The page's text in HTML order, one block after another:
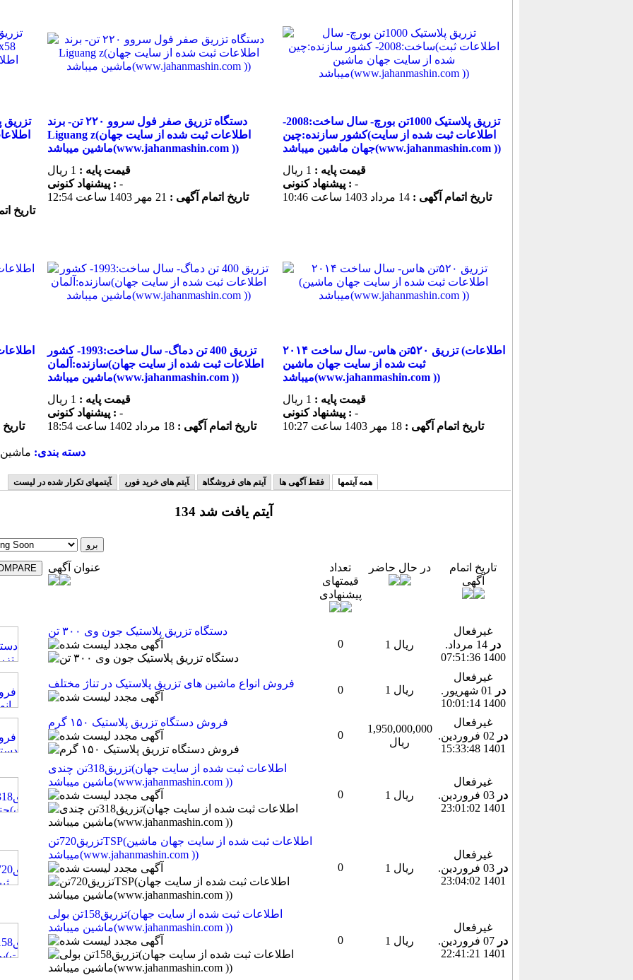
تاریخ
دستگاه تزریق صفر فول سروو ۲۲۰ تن- برند
Liguang z(اطلاعات ثبت شده از سایت جهان
ماشین میباشد(www.jahanmashin.com ))
قیمت پایه :
پیشنهاد كنونی : -
تاریخ اتمام آگهی :
تزریق پلاستیک 1000تن بورچ- سال ساخت:2008-
کشور سازنده:چین(اطلاعات ثبت شده از سایت
جهان ماشین میباشد(www.jahanmashin.com ))
قیمت پایه :
پیشنهاد كنونی : -
تاریخ اتمام آگهی : 14 مرداد 1403 ساعت 10:46
تزریق 400 تن دماگ- سال ساخت:1993- کشور
سازنده:آلمان(اطلاعات ثبت شده از سایت جهان
ماشین میباشد(www.jahanmashin.com ))
قیمت پایه :
پیشنهاد كنونی : -
تاریخ اتمام آگهی : 18 مرداد 1402 ساعت 18:54
تزریق ۵۲۰تن هاس- سال ساخت ۲۰۱۴ (اطلاعات
ثبت شده از سایت جهان ماشین
میباشد(www.jahanmashin.com ))
قیمت پایه :
پیشنهاد كنونی : -
تاریخ اتمام آگهی : 18 مهر 1403 ساعت 10:27
دسته بندی: ماشين
همه آیتمها فقط آگهی ها آیتم های فروشگاه آیتم های خرید فوری آیتمهای تکرار شده در لیست
134 آیتم یافت شد
عنوان آگهی
تعداد
قیمتهای
پیشنهادی
در حال حاضر
تاریخ اتمام
آگهی
دستگاه تزریق پلاستیک جون وی ۳۰۰ تن
0
1 ریال
غیرفعال
در
14 مرداد.
1400 07:51:36
فروش انواع ماشین های تزریق پلاستیک در تناژ مختلف
0 1 ریال
غیرفعال
در
01 شهريور.
1400 10:01:14
فروش دستگاه تزریق پلاستیک ۱۵۰ گرم
0
1,950,000,000
ریال
غیرفعال
در
02 فروردين.
1401 15:33:48
تزریق318تن چندی(اطلاعات ثبت شده از سایت جهان
ماشین میباشد(www.jahanmashin.com ))
0
1 ریال
غیرفعال
در
03 فروردين.
1401 23:01:02
تزریق720تنTSP(اطلاعات ثبت شده از سایت جهان ماشین
میباشد(www.jahanmashin.com ))
0
1 ریال
غیرفعال
در
03 فروردين.
1401 23:04:02
تزریق158تن بولی(اطلاعات ثبت شده از سایت جهان
ماشین میباشد(www.jahanmashin.com ))
0
1 ریال
غیرفعال
در
07 فروردين.
1401 22:41:21